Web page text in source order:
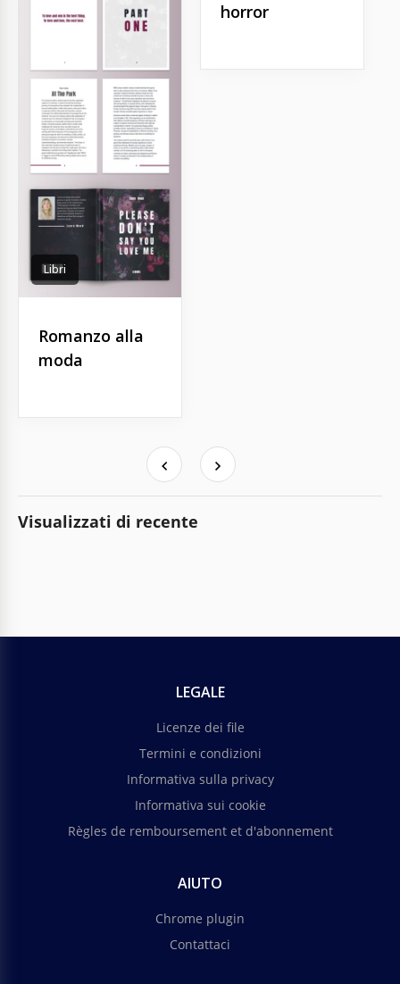
Libri
Romanzo alla
moda
horror
Visualizzati di recente
LEGALE
Licenze dei file
Termini e condizioni
Informativa sulla privacy
Informativa sui cookie
Règles de remboursement et d'abonnement
AIUTO
Chrome plugin
Contattaci